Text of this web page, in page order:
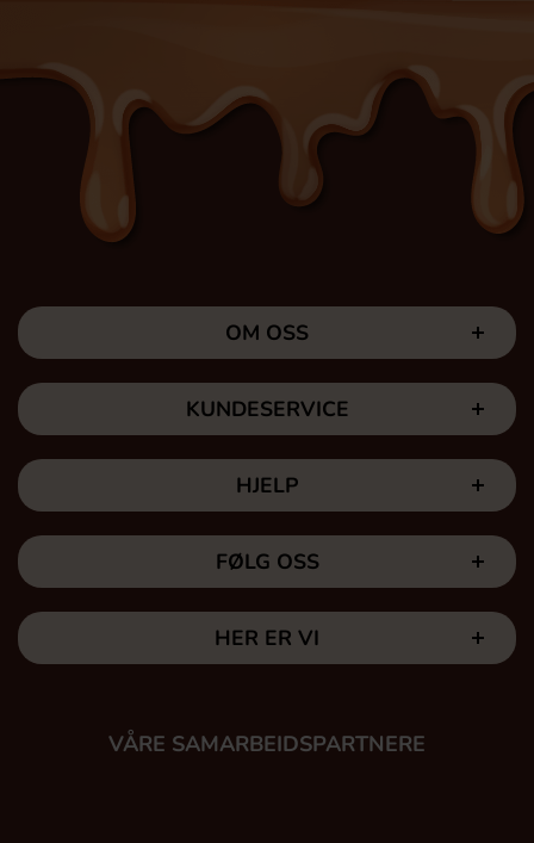
OM OSS
KUNDESERVICE
HJELP
FØLG OSS
HER ER VI
VÅRE SAMARBEIDSPARTNERE